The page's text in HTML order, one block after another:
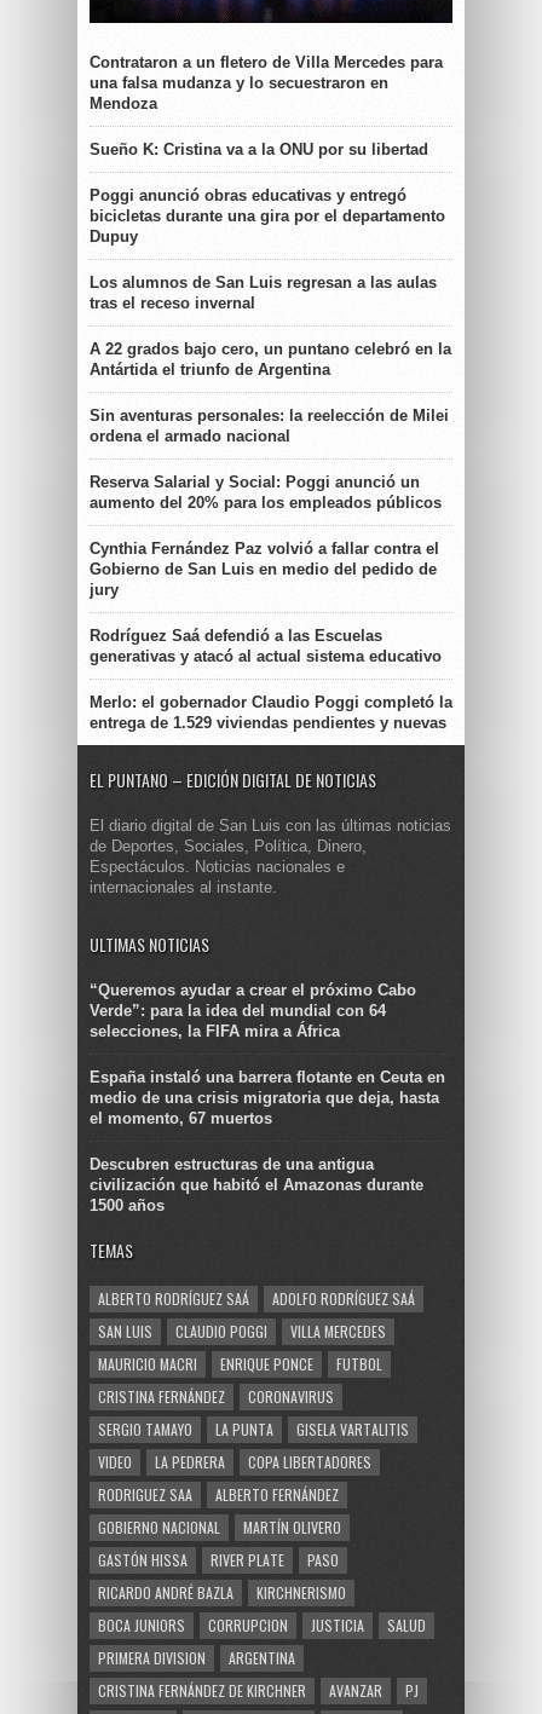
Contrataron a un fletero de Villa Mercedes para
una falsa mudanza y lo secuestraron en
Mendoza
Sueño K: Cristina va a la ONU por su libertad
Poggi anunció obras educativas y entregó
bicicletas durante una gira por el departamento
Dupuy
Los alumnos de San Luis regresan a las aulas
tras el receso invernal
A 22 grados bajo cero, un puntano celebró en la
Antártida el triunfo de Argentina
Sin aventuras personales: la reelección de Milei
ordena el armado nacional
Reserva Salarial y Social: Poggi anunció un
aumento del 20% para los empleados públicos
Cynthia Fernández Paz volvió a fallar contra el
Gobierno de San Luis en medio del pedido de
jury
Rodríguez Saá defendió a las Escuelas
generativas y atacó al actual sistema educativo
Merlo: el gobernador Claudio Poggi completó la
entrega de 1.529 viviendas pendientes y nuevas
EL PUNTANO – EDICIÓN DIGITAL DE NOTICIAS
El diario digital de San Luis con las últimas noticias
de Deportes, Sociales, Política, Dinero,
Espectáculos. Noticias nacionales e
internacionales al instante.
ULTIMAS NOTICIAS
“Queremos ayudar a crear el próximo Cabo
Verde”: para la idea del mundial con 64
selecciones, la FIFA mira a África
España instaló una barrera flotante en Ceuta en
medio de una crisis migratoria que deja, hasta
el momento, 67 muertos
Descubren estructuras de una antigua
civilización que habitó el Amazonas durante
1500 años
TEMAS
ALBERTO RODRÍGUEZ SAÁ
ADOLFO RODRÍGUEZ SAÁ
SAN LUIS
CLAUDIO POGGI
VILLA MERCEDES
MAURICIO MACRI
ENRIQUE PONCE
FUTBOL
CRISTINA FERNÁNDEZ
CORONAVIRUS
SERGIO TAMAYO
LA PUNTA
GISELA VARTALITIS
VIDEO
LA PEDRERA
COPA LIBERTADORES
RODRIGUEZ SAA
ALBERTO FERNÁNDEZ
GOBIERNO NACIONAL
MARTÍN OLIVERO
GASTÓN HISSA
RIVER PLATE
PASO
RICARDO ANDRÉ BAZLA
KIRCHNERISMO
BOCA JUNIORS
CORRUPCION JUSTICIA
SALUD
PRIMERA DIVISION
ARGENTINA
CRISTINA FERNÁNDEZ DE KIRCHNER
AVANZAR
PJ